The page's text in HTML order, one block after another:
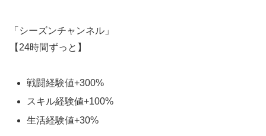
「シーズンチャンネル」
【24時間ずっと】
戦闘経験値+300%
スキル経験値+100%
生活経験値+30%